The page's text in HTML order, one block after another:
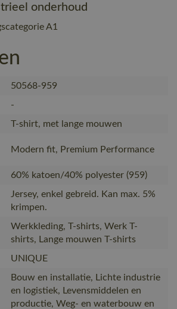
onderhoud
A1
50568-959
-
T-shirt, met lange mouwen
Modern fit, Premium Performance
60% katoen/40% polyester (959)
Jersey, enkel gebreid. Kan max. 5%
krimpen.
Werkkleding, T-shirts, Werk T-
shirts, Lange mouwen T-shirts
UNIQUE
Bouw en installatie, Lichte industrie
en logistiek, Levensmiddelen en
productie, Weg- en waterbouw en